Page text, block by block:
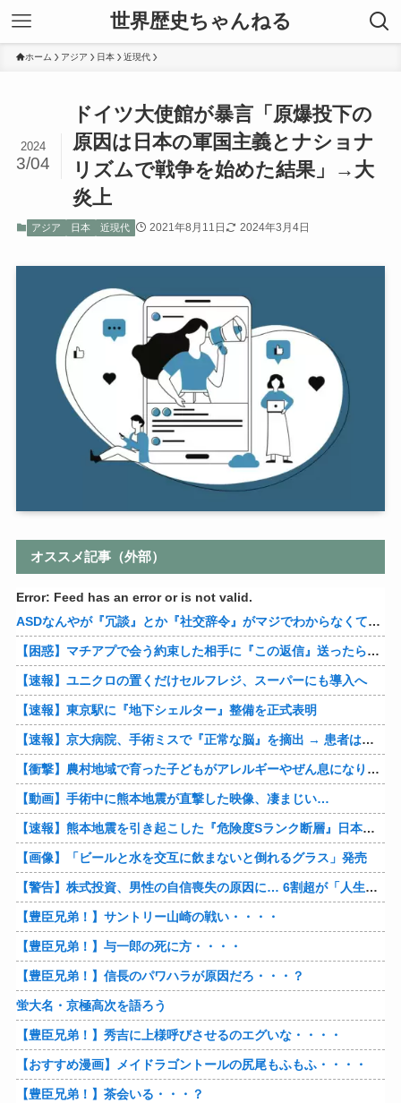
世界歴史ちゃんねる
ホーム アジア 日本 近現代
ドイツ大使館が暴言「原爆投下の
原因は日本の軍国主義とナショナ
リズムで戦争を始めた結果」→大
炎上
2024
3/04
アジア 日本 近現代 2021年8月11日 2024年3月4日
オススメ記事（外部）
Error: Feed has an error or is not valid.
ASDなんやが『冗談』とか『社交辞令』がマジでわからなくて怖い
【困惑】マチアプで会う約束した相手に『この返信』送ったらブロックされたんやが…
【速報】ユニクロの置くだけセルフレジ、スーパーにも導入へ
【速報】東京駅に『地下シェルター』整備を正式表明
【速報】京大病院、手術ミスで『正常な脳』を摘出 → 患者は自発呼吸不可能な植物状態に
【衝撃】農村地域で育った子どもがアレルギーやぜん息になりにくい『農場効果』を引き起こす細菌が判明
【動画】手術中に熊本地震が直撃した映像、凄まじい…
【速報】熊本地震を引き起こした『危険度Sランク断層』日本のド真ん中に10カ所もあると判明
【画像】「ビールと水を交互に飲まないと倒れるグラス」発売
【警告】株式投資、男性の自信喪失の原因に… 6割超が「人生の敗者」自認
【豊臣兄弟！】サントリー山崎の戦い・・・・
【豊臣兄弟！】与一郎の死に方・・・・
【豊臣兄弟！】信長のパワハラが原因だろ・・・？
蛍大名・京極高次を語ろう
【豊臣兄弟！】秀吉に上様呼びさせるのエグいな・・・・
【おすすめ漫画】メイドラゴントールの尻尾もふもふ・・・・
【豊臣兄弟！】茶会いる・・・？